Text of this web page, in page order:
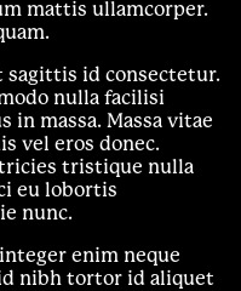
mattis ullamcorper.
sagittis id consectetur.
nulla facilisi
in massa. Massa vitae
vel eros donec.
tristique nulla
eu lobortis
nunc.
enim neque
nibh tortor id aliquet